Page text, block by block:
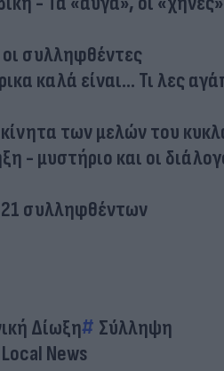
συλληφθέντες
καλά είναι... Τι λες
των μελών του
- μυστήριο και οι
21 συλληφθέντων
Δίωξη
Σύλληψη
Local News